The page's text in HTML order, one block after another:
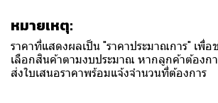
หมายเหตุ:
ราคาที่แสดงผลเป็น "ราคาประมาณการ" เพื่อ
เลือกสินค้าตามงบประมาณ หากลูกค้าต้องก
ส่งใบเสนอราคาพร้อมแจ้งจำนวนที่ต้องการ